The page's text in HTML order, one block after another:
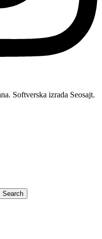
Softverska izrada Seosajt.
Search